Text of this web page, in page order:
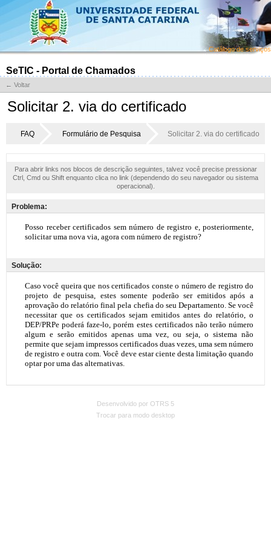
Catálogo de serviços
SeTIC - Portal de Chamados
← Voltar
Solicitar 2. via do certificado
FAQ Formulário de Pesquisa Solicitar 2. via do certificado
Para abrir links nos blocos de descrição seguintes, talvez você precise pressionar
Ctrl, Cmd ou Shift enquanto clica no link (dependendo do seu navegador ou sistema
operacional).
Problema:
Solução:
Desenvolvido por OTRS 5
Trocar para modo desktop